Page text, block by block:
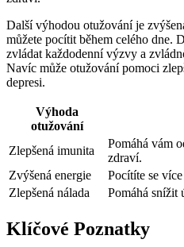
Další výhodou otužování je
můžete pocítit během celého dne.
zvládat každodenní výzvy a
Navíc může otužování pomoci
depresi.
Výhoda
otužování
Zlepšená imunita
Pomáhá vám
zdraví.
Zvýšená energie
Pocítíte se
Zlepšená nálada
Pomáhá snížit
Klíčové Poznatky